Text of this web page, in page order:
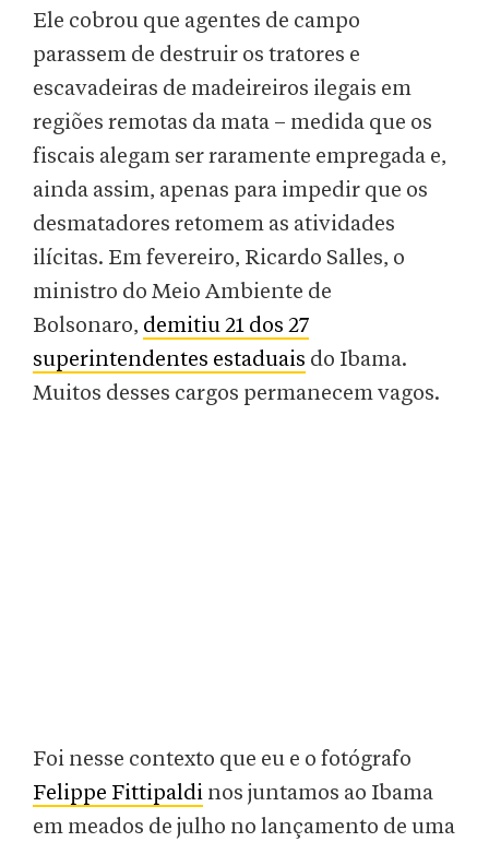
Ele cobrou que agentes de campo
parassem de destruir os tratores e
escavadeiras de madeireiros ilegais em
regiões remotas da mata – medida que os
fiscais alegam ser raramente empregada e,
ainda assim, apenas para impedir que os
desmatadores retomem as atividades
ilícitas. Em fevereiro, Ricardo Salles, o
ministro do Meio Ambiente de
Bolsonaro, demitiu 21 dos 27
superintendentes estaduais do Ibama.
Muitos desses cargos permanecem vagos.
Foi nesse contexto que eu e o fotógrafo
Felippe Fittipaldi nos juntamos ao Ibama
em meados de julho no lançamento de uma